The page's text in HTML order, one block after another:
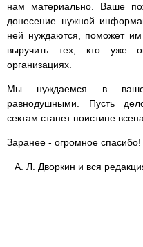
нам материально. Ваше
донесение нужной
ней нуждаются, поможет
выручить тех, кто уже
организациях.
Мы нуждаемся в
равнодушными. Пусть
сектам станет поистине
Заранее - огромное спасибо!
А. Л. Дворкин и вся